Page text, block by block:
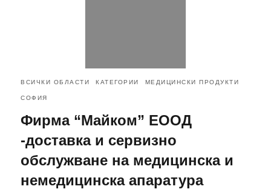
ВСИЧКИ ОБЛАСТИ КАТЕГОРИИ МЕДИЦИНСКИ ПРОДУКТИ
СОФИЯ
Фирма “Майком” ЕООД
-доставка и сервизно
обслужване на медицинска и
немедицинска апаратура